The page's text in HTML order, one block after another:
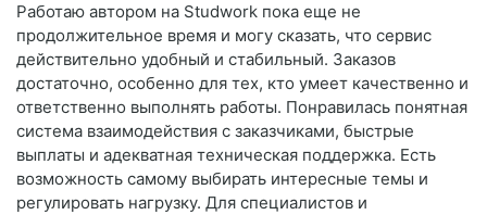
Работаю автором на Studwork пока еще не
продолжительное время и могу сказать, что сервис
действительно удобный и стабильный. Заказов
достаточно, особенно для тех, кто умеет качественно и
ответственно выполнять работы. Понравилась понятная
система взаимодействия с заказчиками, быстрые
выплаты и адекватная техническая поддержка. Есть
возможность самому выбирать интересные темы и
регулировать нагрузку. Для специалистов и